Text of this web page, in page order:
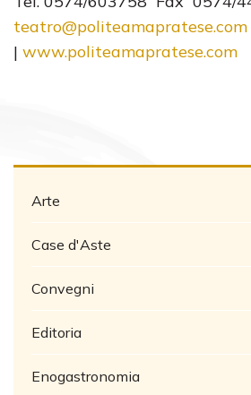
teatro@politeamapratese.com
| www.politeamapratese.com
Arte
Case d'Aste
Convegni
Editoria
Enogastronomia